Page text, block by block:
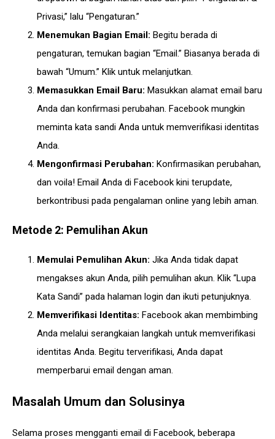
Privasi,” lalu “Pengaturan.”
Menemukan Bagian Email: Begitu berada di
pengaturan, temukan bagian “Email.” Biasanya berada di
bawah “Umum.” Klik untuk melanjutkan.
Memasukkan Email Baru: Masukkan alamat email baru
Anda dan konfirmasi perubahan. Facebook mungkin
meminta kata sandi Anda untuk memverifikasi identitas
Anda.
Mengonfirmasi Perubahan: Konfirmasikan perubahan,
dan voila! Email Anda di Facebook kini terupdate,
berkontribusi pada pengalaman online yang lebih aman.
Metode 2: Pemulihan Akun
Memulai Pemulihan Akun: Jika Anda tidak dapat
mengakses akun Anda, pilih pemulihan akun. Klik “Lupa
Kata Sandi” pada halaman login dan ikuti petunjuknya.
Memverifikasi Identitas: Facebook akan membimbing
Anda melalui serangkaian langkah untuk memverifikasi
identitas Anda. Begitu terverifikasi, Anda dapat
memperbarui email dengan aman.
Masalah Umum dan Solusinya
Selama proses mengganti email di Facebook, beberapa